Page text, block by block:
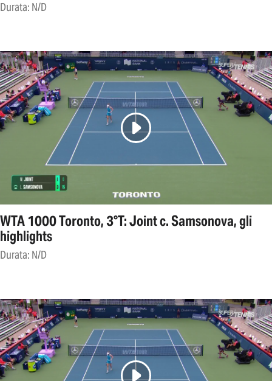
Durata: N/D
WTA 1000 Toronto, 3°T: Joint c. Samsonova, gli
highlights
Durata: N/D